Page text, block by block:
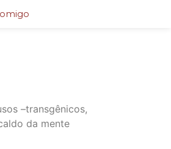
–transgênicos,
da mente